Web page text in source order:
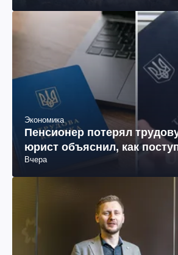
Экономика
Пенсионер потерял
юрист объяснил, как
Вчера